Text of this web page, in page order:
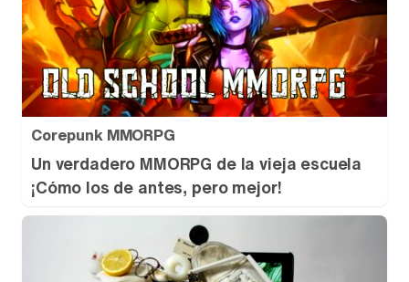
Corepunk MMORPG
Un verdadero MMORPG de la vieja escuela
¡Cómo los de antes, pero mejor!